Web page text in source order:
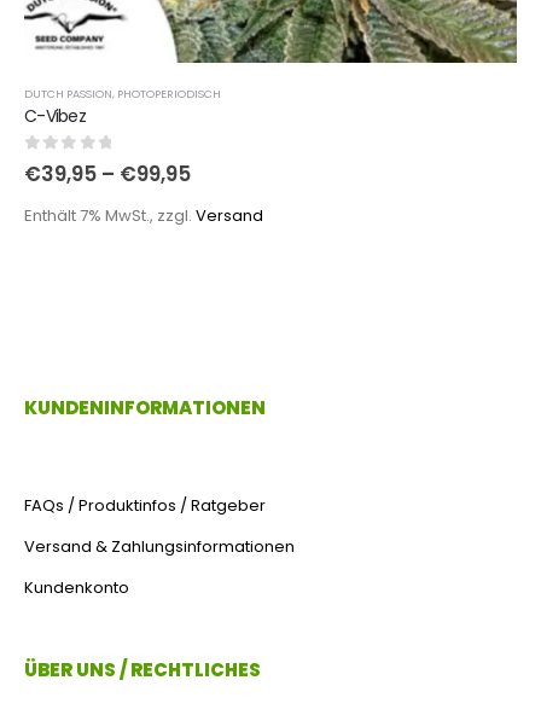
DUTCH PASSION, PHOTOPERIODISCH
C-Vibez
0out of 5
€39,95 – €99,95
Enthält 7% MwSt., zzgl. Versand
KUNDENINFORMATIONEN
FAQs / Produktinfos / Ratgeber
Versand & Zahlungsinformationen
Kundenkonto
ÜBER UNS / RECHTLICHES